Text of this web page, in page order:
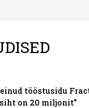
tööstusidu
on 20 miljonit”